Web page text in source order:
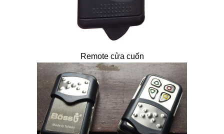
Remote cửa cuốn